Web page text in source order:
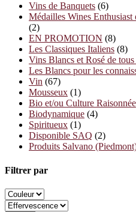
Vins de Banquets (6)
Médailles Wines Enthusiast
(2)
EN PROMOTION (8)
Les Classiques Italiens (8)
Vins Blancs et Rosé de
Les Blancs pour les
Vin (67)
Mousseux (1)
Bio et/ou Culture Raisonnée
Biodynamique (4)
Spiritueux (1)
Disponible SAQ (2)
Produits Salvano
Filtrer par